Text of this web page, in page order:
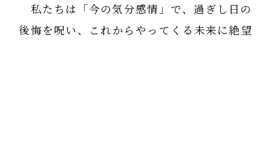
私たちは「今の気分感情」で、過ぎし日の
後悔を呪い、これからやってくる未来に絶望